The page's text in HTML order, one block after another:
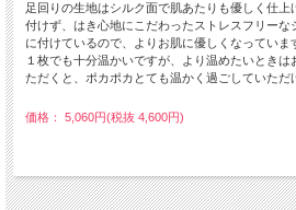
足回りの生地はシルク面で肌あたりも優しく仕
付けず、はき心地にこだわったストレスフリー
に付けているので、よりお肌に優しくなっていま
１枚でも十分温かいですが、より温めたいとき
ただくと、ポカポカとても温かく過ごしていただ
価格： 5,060円(税抜 4,600円)